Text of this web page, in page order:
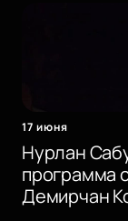
17 июня
Нурлан
программа
Демирчан